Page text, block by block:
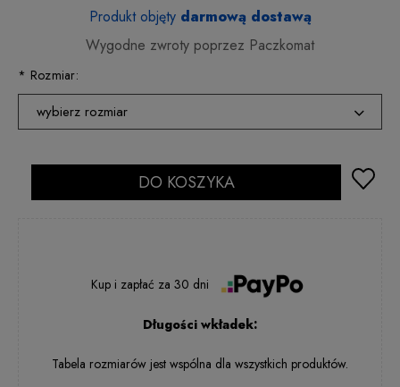
Produkt objętydarmową dostawą
Wygodne zwroty poprzez Paczkomat
* Rozmiar:
wybierz rozmiar
24 godziny
DO KOSZYKA
Kup i zapłać za30 dni
Długości wkładek:
Tabela rozmiarów jest wspólna dla wszystkich produktów.